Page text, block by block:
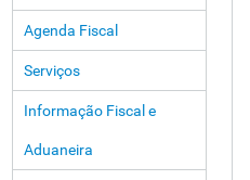
Agenda Fiscal
Serviços
Informação Fiscal e
Aduaneira